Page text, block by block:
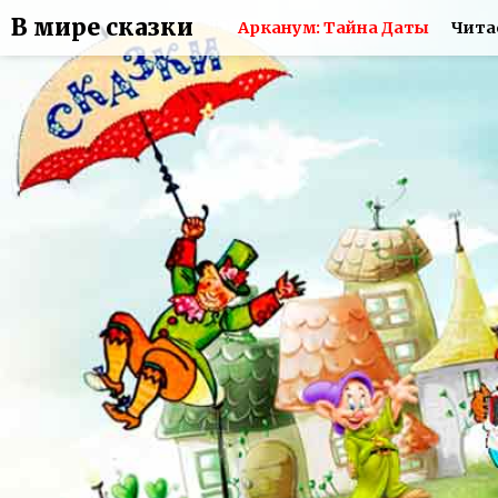
В мире сказки Арканум: Тайна Даты